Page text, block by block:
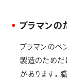
プラマンの
プラマンのペ
製造のためだ
があります。